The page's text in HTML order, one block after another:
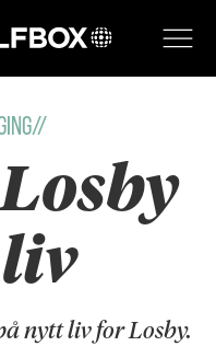
nytt liv for Losby.